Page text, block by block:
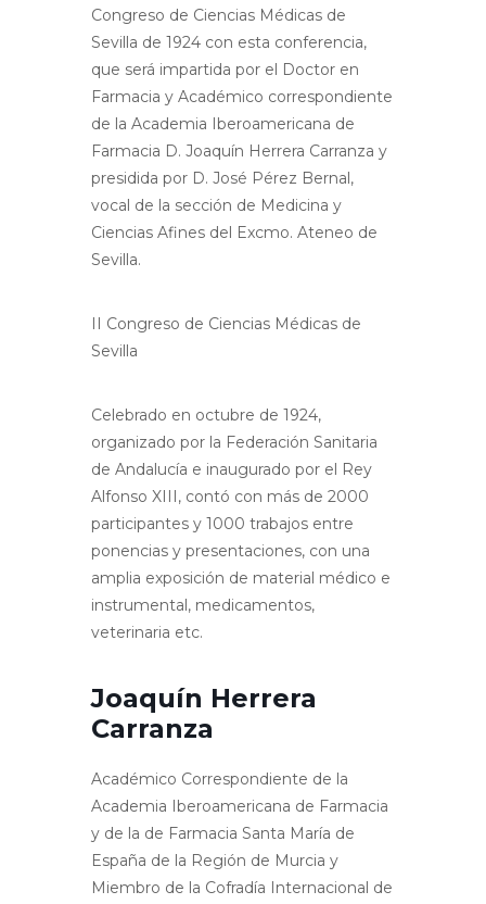
Congreso de Ciencias Médicas de
Sevilla de 1924 con esta conferencia,
que será impartida por el Doctor en
Farmacia y Académico correspondiente
de la Academia Iberoamericana de
Farmacia D. Joaquín Herrera Carranza y
presidida por D. José Pérez Bernal,
vocal de la sección de Medicina y
Ciencias Afines del Excmo. Ateneo de
Sevilla.
II Congreso de Ciencias Médicas de
Sevilla
Celebrado en octubre de 1924,
organizado por la Federación Sanitaria
de Andalucía e inaugurado por el Rey
Alfonso XIII, contó con más de 2000
participantes y 1000 trabajos entre
ponencias y presentaciones, con una
amplia exposición de material médico e
instrumental, medicamentos,
veterinaria etc.
Joaquín Herrera
Carranza
Académico Correspondiente de la
Academia Iberoamericana de Farmacia
y de la de Farmacia Santa María de
España de la Región de Murcia y
Miembro de la Cofradía Internacional de